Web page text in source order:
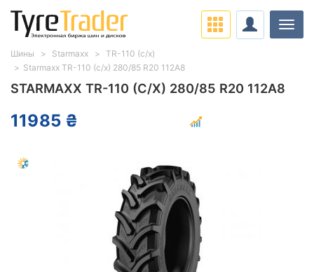
STARMAXX TR-110 (С/Х) 280/85 R20 112A8
11985 ₴
Шины Starmaxx
TR-110 (с/х)
Starmaxx TR-110 (с/х) 280/85 R20 112A8